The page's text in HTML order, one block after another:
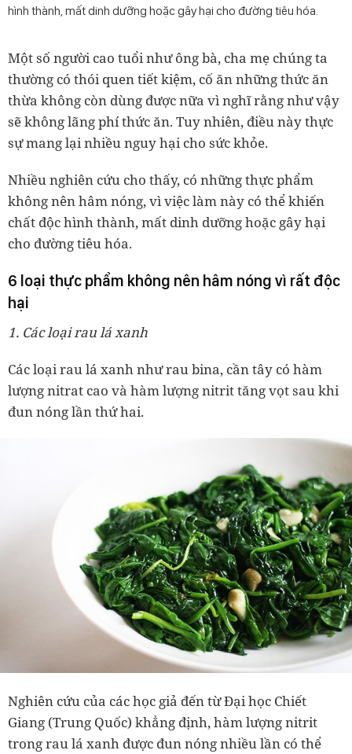
hình thành, mất dinh dưỡng hoặc gây hại cho đường tiêu hóa.
Một số người cao tuổi như ông bà, cha mẹ chúng ta
thường có thói quen tiết kiệm, cố ăn những thức ăn
thừa không còn dùng được nữa vì nghĩ rằng như vậy
sẽ không lãng phí thức ăn. Tuy nhiên, điều này thực
sự mang lại nhiều nguy hại cho sức khỏe.
Nhiều nghiên cứu cho thấy, có những thực phẩm
không nên hâm nóng, vì việc làm này có thể khiến
chất độc hình thành, mất dinh dưỡng hoặc gây hại
cho đường tiêu hóa.
6 loại thực phẩm không nên hâm nóng vì rất độc
hại
1. Các loại rau lá xanh
Các loại rau lá xanh như rau bina, cần tây có hàm
lượng nitrat cao và hàm lượng nitrit tăng vọt sau khi
đun nóng lần thứ hai.
Nghiên cứu của các học giả đến từ Đại học Chiết
Giang (Trung Quốc) khẳng định, hàm lượng nitrit
trong rau lá xanh được đun nóng nhiều lần có thể